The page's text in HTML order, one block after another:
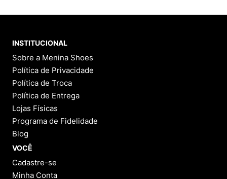
INSTITUCIONAL
Sobre a Menina Shoes
Política de Privacidade
Política de Troca
Política de Entrega
Lojas Físicas
Programa de Fidelidade
Blog
VOCÊ
Cadastre-se
Minha Conta